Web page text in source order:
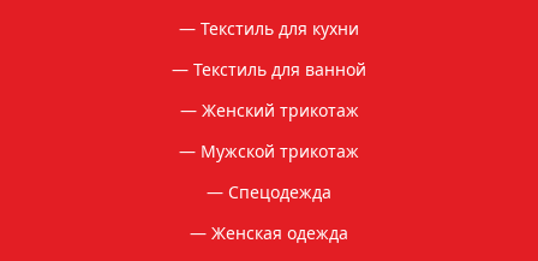
Текстиль для кухни
Текстиль для ванной
Женский трикотаж
Мужской трикотаж
Спецодежда
Женская одежда